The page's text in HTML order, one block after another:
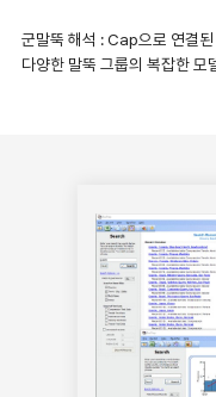
군말뚝 해석 : Cap으로 연결
다양한 말뚝 그룹의 복잡한 모